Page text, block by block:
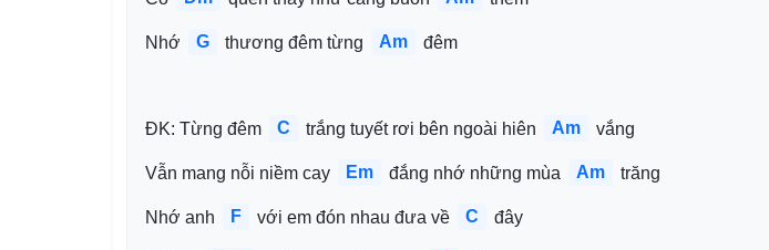
Nhớ G thương đêm từng Am đêm
ĐK: Từng đêm C trắng tuyết rơi bên ngoài hiên Am vắng
Vẫn mang nỗi niềm cay Em đắng nhớ những mùa Am trăng
Nhớ anh F với em đón nhau đưa về C đây